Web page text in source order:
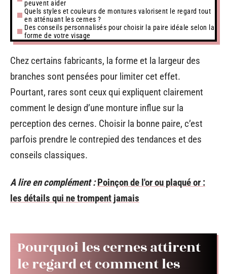
peuvent aider
Quels styles et couleurs de montures valorisent le regard tout
en atténuant les cernes ?
Des conseils personnalisés pour choisir la paire idéale selon la
forme de votre visage
Chez certains fabricants, la forme et la largeur des
branches sont pensées pour limiter cet effet.
Pourtant, rares sont ceux qui expliquent clairement
comment le design d’une monture influe sur la
perception des cernes. Choisir la bonne paire, c’est
parfois prendre le contrepied des tendances et des
conseils classiques.
A lire en complément : Poinçon de l'or ou plaqué or :
les détails qui ne trompent jamais
Pourquoi les cernes attirent
le regard et comment les